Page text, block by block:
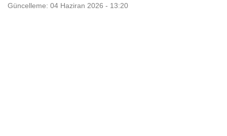
Güncelleme: 04 Haziran 2026 - 13:20